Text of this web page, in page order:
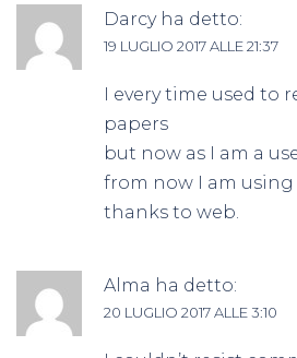
Darcy ha detto:
19 LUGLIO 2017 ALLE 21:37
I every time used to
papers
but now as I am a
from now I am
thanks to web.
Alma ha detto:
20 LUGLIO 2017 ALLE 3:10